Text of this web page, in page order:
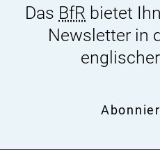
Das BfR bietet
Newsletter in